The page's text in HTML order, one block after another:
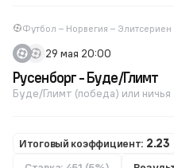
Футбол – Норвегия – Элитсериен
29 мая 20:00
Русенборг - Буде/Глимт
Буде/Глимт (победа) или
Итоговый коэффициент: 2.23